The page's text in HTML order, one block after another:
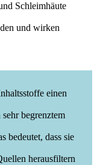
Schleimhäute
und wirken
einen
begrenztem
bedeutet, dass sie
herausfiltern